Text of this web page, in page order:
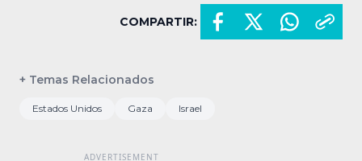
COMPARTIR:
+ Temas Relacionados
Estados Unidos Gaza Israel